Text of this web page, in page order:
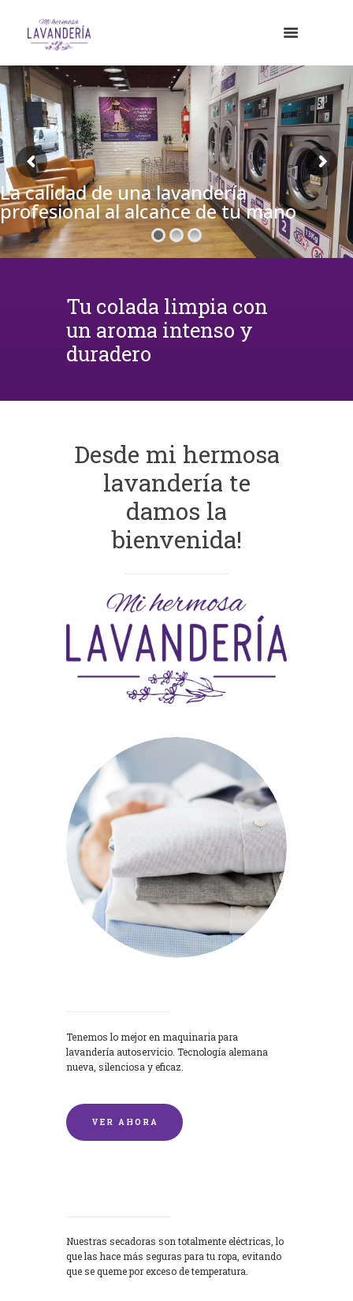
La calidad de una lavandería
profesional al alcance de tu mano
Tu colada limpia con
un aroma intenso y
duradero
Desde mi hermosa
lavandería te
damos la
bienvenida!
Tenemos lo mejor en maquinaria para
lavandería autoservicio. Tecnología alemana
nueva, silenciosa y eficaz.
VER AHORA
Nuestras secadoras son totalmente eléctricas, lo
que las hace más seguras para tu ropa, evitando
que se queme por exceso de temperatura.